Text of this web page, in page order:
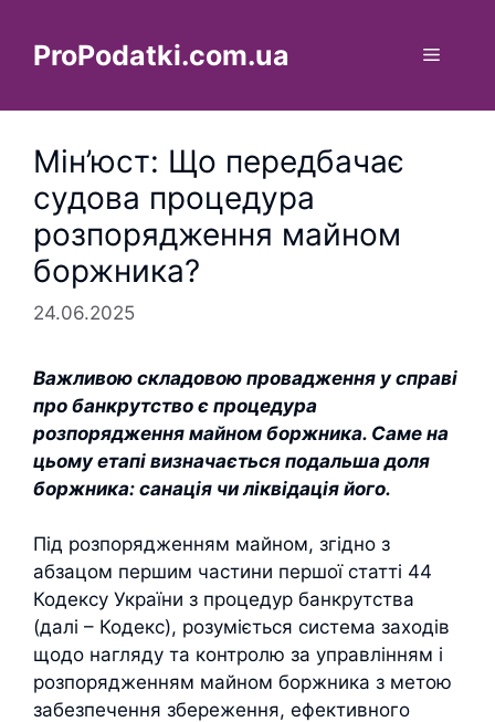
вмістуProPodatki.com.ua Меню
Мін’юст: Що передбачає
судова процедура
розпорядження майном
боржника?
24.06.2025
Важливою складовою провадження у справі
про банкрутство є процедура
розпорядження майном боржника. Саме на
цьому етапі визначається подальша доля
боржника: санація чи ліквідація його.
Під розпорядженням майном, згідно з
абзацом першим частини першої статті 44
Кодексу України з процедур банкрутства
(далі – Кодекс), розуміється система заходів
щодо нагляду та контролю за управлінням і
розпорядженням майном боржника з метою
забезпечення збереження, ефективного